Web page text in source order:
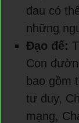
đau có
những
Đạo đế:
Con
bao gồm
tư duy,
mạng,